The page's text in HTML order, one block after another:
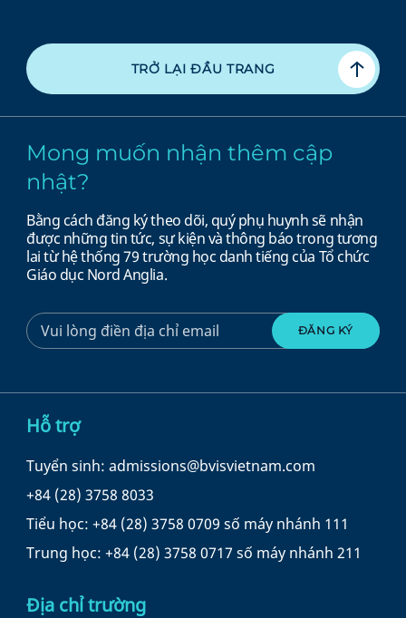
TRỞ LẠI ĐẦU TRANG
Mong muốn nhận thêm cập
nhật?
Bằng cách đăng ký theo dõi, quý phụ huynh sẽ nhận
được những tin tức, sự kiện và thông báo trong tương
lai từ hệ thống 79 trường học danh tiếng của Tổ chức
Giáo dục Nord Anglia.
Hỗ trợ
Tuyển sinh: admissions@bvisvietnam.com
+84 (28) 3758 8033
Tiểu học: +84 (28) 3758 0709 số máy nhánh 111
Trung học: +84 (28) 3758 0717 số máy nhánh 211
Địa chỉ trường